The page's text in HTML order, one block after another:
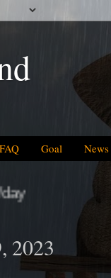
FAQ Goal News
2023